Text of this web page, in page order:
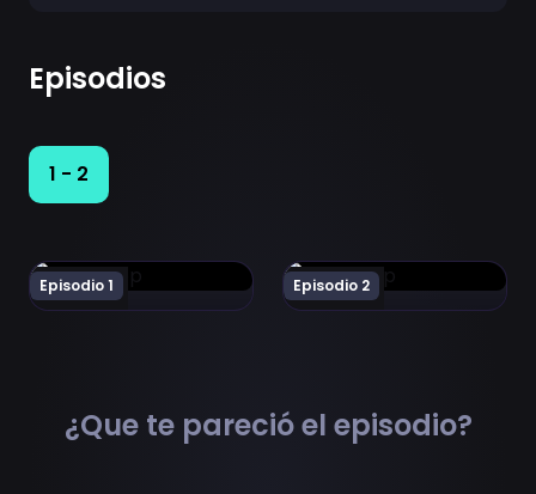
Episodios
1 - 2
Episodio 1
Ver 5-toubun no Hanayome∽ Episodio 1
Episodio 2
Ver 5-toubun no
¿Que te pareció el episodio?